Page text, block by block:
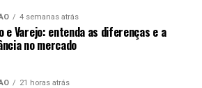
4 semanas atrás
e Varejo: entenda as diferenças e a
no mercado
21 horas atrás